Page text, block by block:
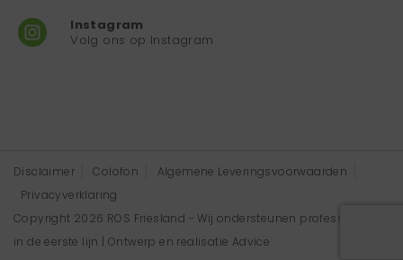
Instagram
Volg ons op Instagram
Disclaimer Colofon
Algemene Leveringsvoorwaarden
Privacyverklaring
Copyright 2026 ROS Friesland - Wij ondersteunen professionals
in de eerste lijn | Ontwerp en realisatie Advice